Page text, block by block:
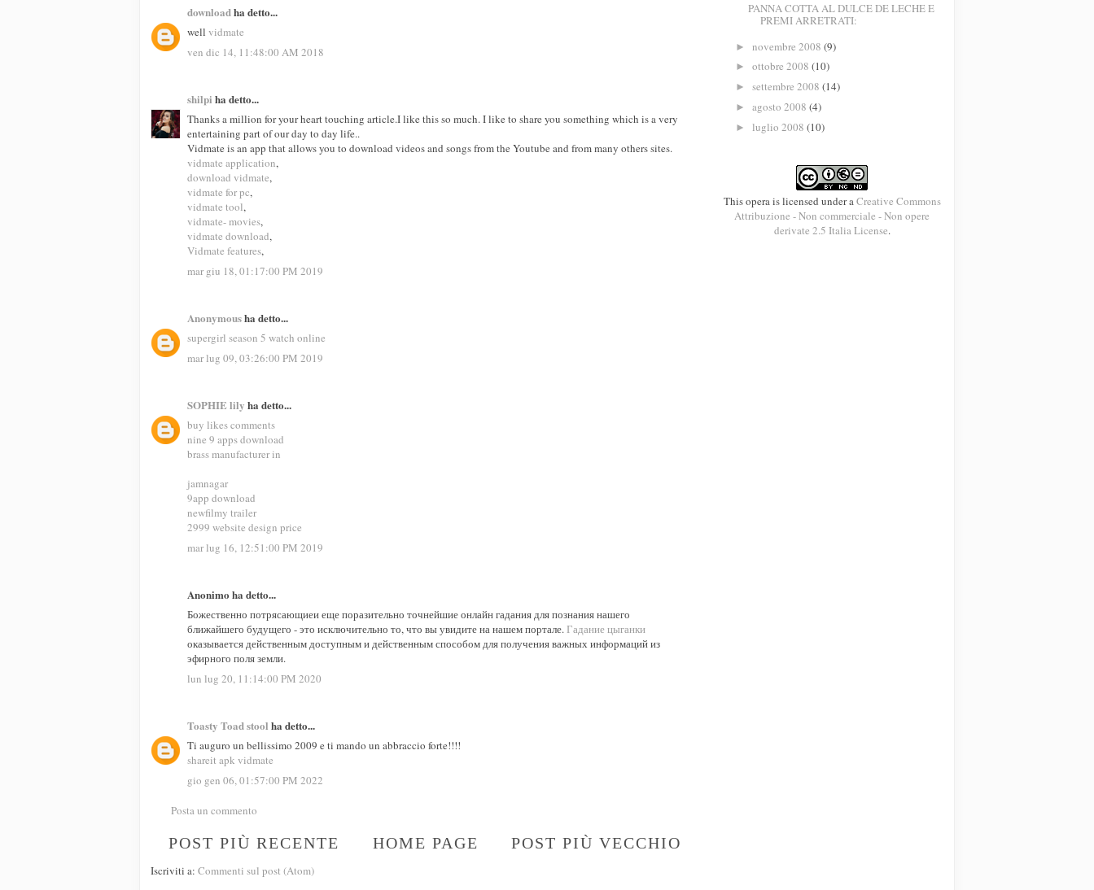
downloadha detto...
well vidmate
ven dic 14, 11:48:00 AM 2018
shilpi ha detto...
Thanks a million for your heart touching article.I like this so much. I like to share you something which is a very
entertaining part of our day to day life..
Vidmate is an app that allows you to download videos and songs from the Youtube and from many others sites.
vidmate application,
download vidmate,
vidmate for pc,
vidmate tool,
vidmate- movies,
vidmate download,
Vidmate features,
mar giu 18, 01:17:00 PM 2019
Anonymousha detto...
supergirl season 5 watch online
mar lug 09, 03:26:00 PM 2019
SOPHIE lily ha detto...
buy likes comments
nine 9 apps download
brass manufacturer in
jamnagar
9app download
newfilmy trailer
2999 website design price
mar lug 16, 12:51:00 PM 2019
Anonimo ha detto...
Божественно потрясающиеи еще поразительно точнейшие онлайн гадания для познания нашего
ближайшего будущего - это исключительно то, что вы увидите на нашем портале.Гадание цыганки
оказывается действенным доступным и действенным способом для получения важных информаций из
эфирного поля земли.
lun lug 20, 11:14:00 PM 2020
Toasty Toad stool ha detto...
Ti auguro un bellissimo 2009 e ti mando un abbraccio forte!!!!
shareit apk vidmate
gio gen 06, 01:57:00 PM 2022
Posta un commento
POST PIÙ RECENTE POST PIÙ VECCHIO
HOME PAGE
Iscriviti a: Commenti sul post (Atom)
PANNA COTTA AL DULCE DE LECHE E
PREMI ARRETRATI:
► novembre 2008 (9)
► ottobre 2008 (10)
► settembre 2008 (14)
► agosto 2008 (4)
► luglio 2008 (10)
This opera is licensed under aCreative Commons
Attribuzione - Non commerciale - Non opere
derivate 2.5 Italia License.